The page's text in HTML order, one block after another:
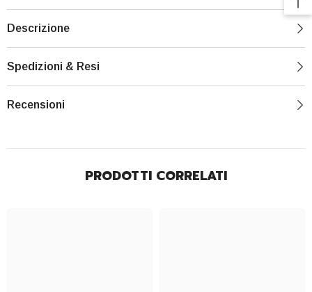
Descrizione
Spedizioni & Resi
Recensioni
PRODOTTI CORRELATI